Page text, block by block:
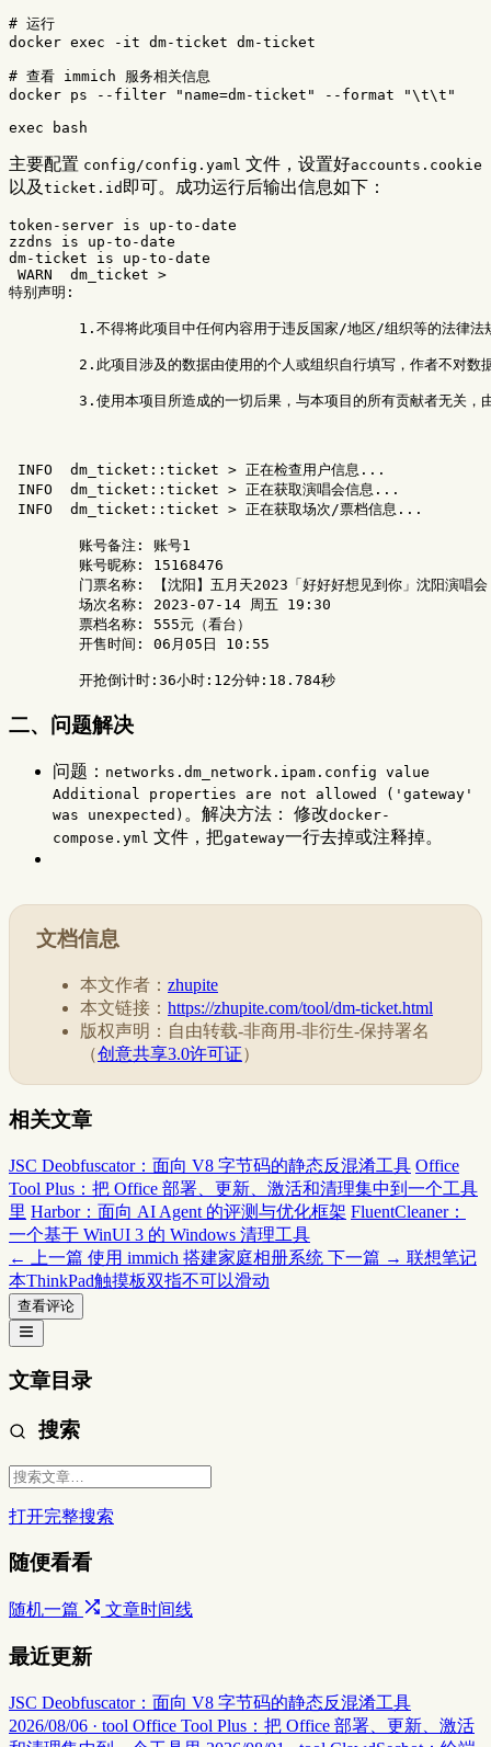
# 运行
docker exec -it dm-ticket dm-ticket
# 查看 immich 服务相关信息
docker ps
--filter "name=dm-ticket" --format "\t\t "
exec
主要配置 config/config.yaml 文件，设置好accounts.cookie
以及 ticket.id 即可。成功运行后输出信息如下：
token-server is up-to-date
zzdns is up-to-date
dm-ticket is up-to-date
WARN  dm_ticket >
特别声明:
1.不得将此项目中任何内容用于违反国家/地区/组织等的法律法
2.此项目涉及的数据由使用的个人或组织自行填写，作者不对数
3.使用本项目所造成的一切后果，与本项目的所有贡献者无关，
INFO  dm_ticket::ticket > 正在检查用户信息...
INFO  dm_ticket::ticket > 正在获取演唱会信息...
INFO  dm_ticket::ticket > 正在获取场次/票档信息...
        账号备注: 账号1
        账号昵称: 15168476
        门票名称: 【沈阳】五月天2023「好好好想见到你」沈阳演唱会
        场次名称: 2023-07-14 周五 19:30
        票档名称: 555元（看台）
        开售时间: 06月05日 10:55
二、问题解决
问题： networks.dm_network.ipam.config value
Additional properties are not allowed ('gateway'
was unexpected) 。解决方法： 修改docker-
compose.yml 文件，把gateway一行去掉或注释掉。
文档信息
本文作者： zhupite
本文链接： https://zhupite.com/tool/dm-ticket.html
版权声明：自由转载-非商用-非衍生-保持署名
（创意共享3.0许可证）
相关文章
JSC Deobfuscator：面向 V8 字节码的静态反混淆工具 Office
Tool Plus：把 Office 部署、更新、激活和清理集中到一个工具
里 Harbor：面向 AI Agent 的评测与优化框架 FluentCleaner：
一个基于 WinUI 3 的 Windows 清理工具
← 上一篇 使用 immich 搭建家庭相册系统 下一篇 → 联想笔记
本ThinkPad触摸板双指不可以滑动
查看评论
文章目录
搜索
打开完整搜索
随便看看
随机一篇 文章时间线
最近更新
JSC Deobfuscator：面向 V8 字节码的静态反混淆工具
2026/08/06 · tool Office Tool Plus：把 Office 部署、更新、激活